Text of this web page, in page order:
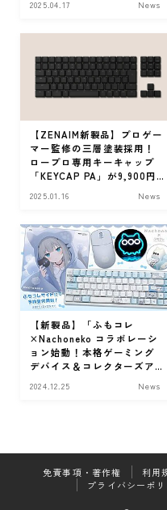
2025.04.17 News
【ZENAIM新製品】プロゲー
マー監修の三層塗装採用！
ロープロ専用キーキャップ
「KEYCAP PA」が9,900円
2025.01.16 News
【新製品】「ふもコレ
×Nachoneko コラボレーシ
ョン始動！本格ゲーミング
デバイス＆コレクターズア
2024.12.25 News
免責事項・著作権
利用
プライバシーポリ